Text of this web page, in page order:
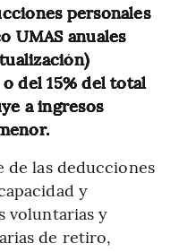
personales
UMAS anuales
o del 15% del total
a ingresos
de las deducciones
y
voluntarias y
de retiro,